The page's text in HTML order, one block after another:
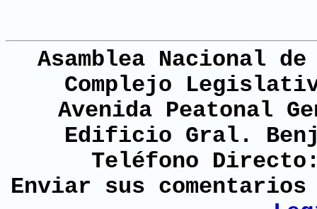
Asamblea Nacional
Complejo
Avenida Peatonal
Edificio Gral.
Teléfono
Enviar sus